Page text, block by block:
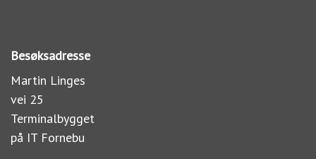
Besøksadresse
Martin Linges
vei 25
Terminalbygget
på IT Fornebu